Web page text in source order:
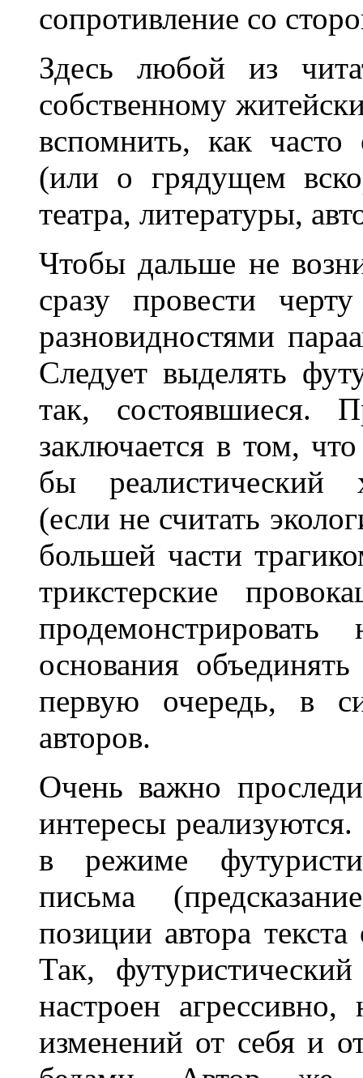
сопротивление со
Здесь любой из
собственному
вспомнить, как
(или о грядущем
театра, литературы,
Чтобы дальше не
сразу провести
разновидностями
Следует выделять
так, состоявшиеся.
заключается в том,
бы реалистический
(если не считать
большей части
трикстерские
основания
первую очередь, в
авторов.
Очень важно
интересы
в режиме
письма
позиции автора
Так, футуристический
настроен агрессивно,
изменений от себя и